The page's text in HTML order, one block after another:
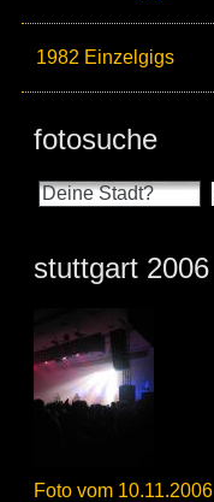
1982 Einzelgigs
fotosuche
stuttgart 2006
Foto vom 10.11.2006